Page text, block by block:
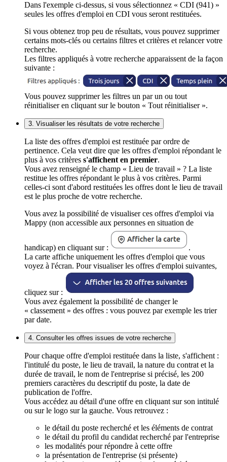
Dans l'exemple ci-dessus, si vous sélectionnez « CDI (941) »
seules les offres d'emploi en CDI vous seront restituées.
Si vous obtenez trop peu de résultats, vous pouvez supprimer
certains mots-clés ou certains filtres et critères et relancer votre
recherche.
Les filtres appliqués à votre recherche apparaissent de la façon
suivante :
Vous pouvez supprimer les filtres un par un ou tout
réinitialiser en cliquant sur le bouton « Tout réinitialiser ».
3. Visualiser les résultats de votre recherche
La liste des offres d'emploi est restituée par ordre de
pertinence. Cela veut dire que les offres d'emploi répondant le
plus à vos critères s'affichent en premier.
Vous avez renseigné le champ « Lieu de travail » ? La liste
restitue les offres répondant le plus à vos critères. Parmi
celles-ci sont d'abord restituées les offres dont le lieu de travail
est le plus proche de votre recherche.
Vous avez la possibilité de visualiser ces offres d'emploi via
Mappy (non accessible aux personnes en situation de
handicap) en cliquant sur :
.
La carte affiche uniquement les offres d'emploi que vous
voyez à l'écran. Pour visualiser les offres d'emploi suivantes,
cliquez sur :
Vous avez également la possibilité de changer le
« classement » des offres : vous pouvez par exemple les trier
par date.
4. Consulter les offres issues de votre recherche
Pour chaque offre d'emploi restituée dans la liste, s'affichent :
l'intitulé du poste, le lieu de travail, la nature du contrat et la
durée de travail, le nom de l'entreprise si précisé, les 200
premiers caractères du descriptif du poste, la date de
publication de l'offre.
Vous accédez au détail d'une offre en cliquant sur son intitulé
ou sur le logo sur la gauche. Vous retrouvez :
le détail du poste recherché et les éléments de contrat
le détail du profil du candidat recherché par l'entreprise
les modalités pour répondre à cette offre
la présentation de l'entreprise (si présente)